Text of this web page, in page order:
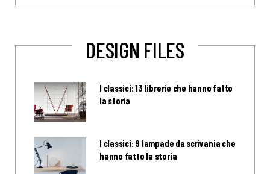
DESIGN FILES
I classici: 13 librerie che hanno fatto
la storia
I classici: 9 lampade da scrivania che
hanno fatto la storia